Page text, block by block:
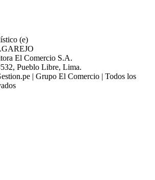
(e)
El Comercio S.A.
Pueblo Libre, Lima.
| Grupo El Comercio | Todos los